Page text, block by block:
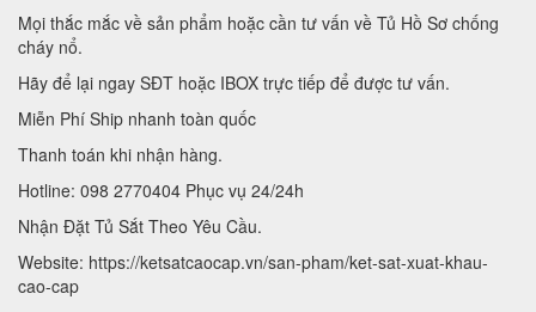
Mọi thắc mắc về sản phẩm hoặc cần tư vấn về Tủ Hồ Sơ chống
cháy nổ.
Hãy để lại ngay SĐT hoặc IBOX trực tiếp để được tư vấn.
Miễn Phí Ship nhanh toàn quốc
Thanh toán khi nhận hàng.
Hotline: 098 2770404 Phục vụ 24/24h
Nhận Đặt Tủ Sắt Theo Yêu Cầu.
Website: https://ketsatcaocap.vn/san-pham/ket-sat-xuat-khau-
cao-cap